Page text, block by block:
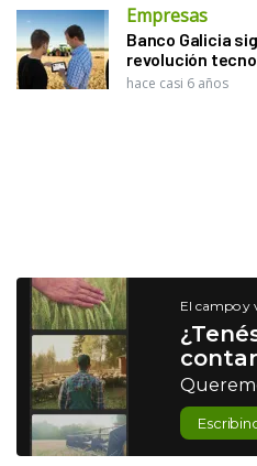
Empresas
Banco Galicia
revolución
hace casi 6 años
El campo y